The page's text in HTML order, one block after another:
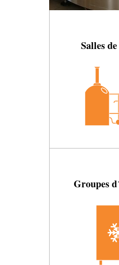
Salles
Groupes